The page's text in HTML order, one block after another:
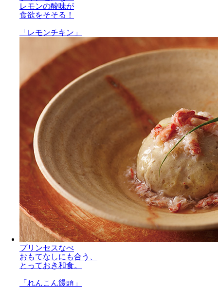
レモンの酸味が
食欲をそそる！
「レモンチキン」
プリンセスなべ
おもてなしにも合う、
とっておき和食。
「れんこん饅頭」